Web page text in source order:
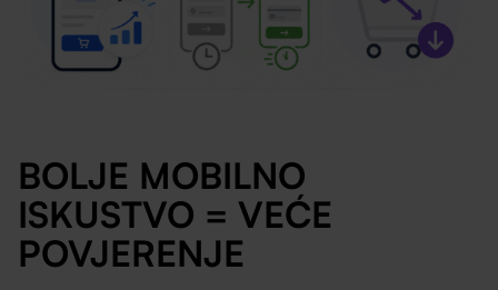
BOLJE MOBILNO
ISKUSTVO = VEĆE
POVJERENJE